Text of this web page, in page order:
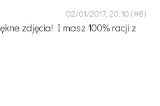
02/01/2017, 20:10
zdjęcia! I masz 100% racji z